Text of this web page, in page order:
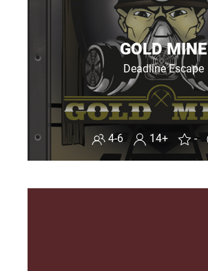
GOLD MINE
Deadline Escape
4-6 14+ -